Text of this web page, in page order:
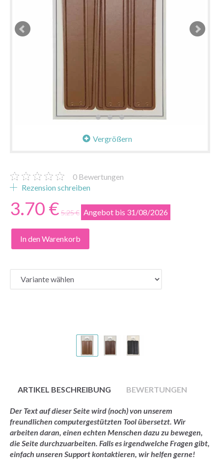
Vergrößern
0 Bewertungen
Rezension schreiben
3.70 € 5.25 € Angebot bis 31/08/2026
In den Warenkorb
ARTIKEL BESCHREIBUNG BEWERTUNGEN
Der Text auf dieser Seite wird (noch) von unserem
freundlichen computergestützten Tool übersetzt. Wir
arbeiten daran, einen echten Menschen dazu zu bewegen,
die Seite durchzuarbeiten. Falls es irgendwelche Fragen gibt,
einfach unseren Support kontaktieren, wir helfen gerne!